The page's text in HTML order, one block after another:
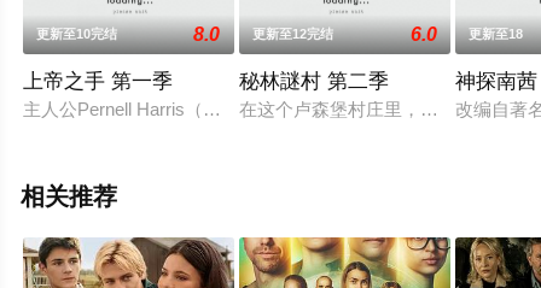
更新至10完结 8.0
上帝之手 第一季
主人公Pernell Harris（Ron Perlman）是一位很有权势的法官，
更新至12完结 6.0
秘林謎村 第二季
在这个卢森堡村庄里，人人都有秘密
更新至18
神探南
改编自著
相关推荐